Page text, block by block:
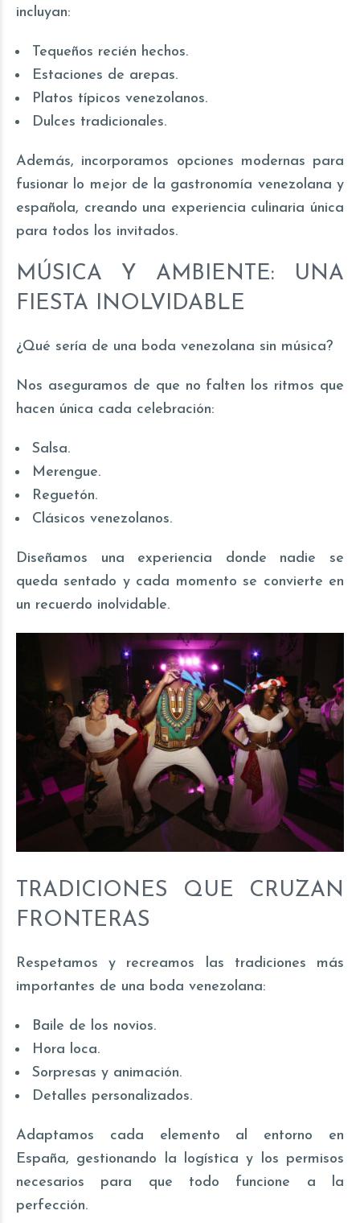
incluyan:
Tequeños recién hechos.
Estaciones de arepas.
Platos típicos venezolanos.
Dulces tradicionales.
Además, incorporamos opciones modernas para
fusionar lo mejor de la gastronomía venezolana y
española, creando una experiencia culinaria única
para todos los invitados.
MÚSICA Y AMBIENTE: UNA
FIESTA INOLVIDABLE
¿Qué sería de una boda venezolana sin música?
Nos aseguramos de que no falten los ritmos que
hacen única cada celebración:
Salsa.
Merengue.
Reguetón.
Clásicos venezolanos.
Diseñamos una experiencia donde nadie se
queda sentado y cada momento se convierte en
un recuerdo inolvidable.
TRADICIONES QUE CRUZAN
FRONTERAS
Respetamos y recreamos las tradiciones más
importantes de una boda venezolana:
Baile de los novios.
Hora loca.
Sorpresas y animación.
Detalles personalizados.
Adaptamos cada elemento al entorno en
España, gestionando la logística y los permisos
necesarios para que todo funcione a la
perfección.